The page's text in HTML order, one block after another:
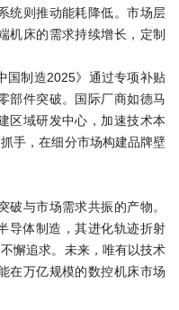
统则推动能耗降低。市场层
机床的需求持续增长，定制
制造2025》通过专项补贴
部件突破。国际厂商如德马
区域研发中心，加速技术本
手，在细分市场构建品牌壁
与市场需求共振的产物。
导体制造，其进化轨迹折射
懈追求。未来，唯有以技术
在万亿规模的数控机床市场